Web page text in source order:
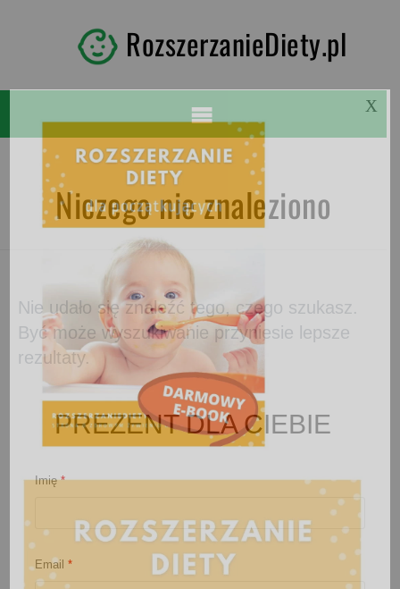
RozszerzanieDiety.pl
Niczego nie znaleziono
Nie udało się znaleźć tego, czego szukasz.
Być może wyszukiwanie przyniesie lepsze
rezultaty.
PREZENT DLA CIEBIE
Imię*
Email*
X